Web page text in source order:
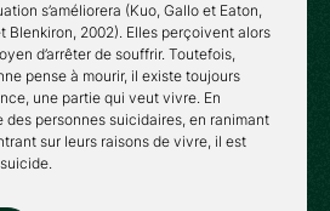
s’améliorera (Kuo, Gallo et Eaton,
Blenkiron, 2002). Elles perçoivent alors
d’arrêter de souffrir. Toutefois,
pense à mourir, il existe toujours
une partie qui veut vivre. En
personnes suicidaires, en ranimant
sur leurs raisons de vivre, il est